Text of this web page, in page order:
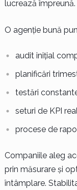
lucrează împreună.
O agenție bună
audit inițial
planificări
testări
seturi de KPI
procese de
Companiile aleg
prin măsurare și
întâmplare.